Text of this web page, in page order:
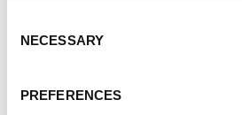
Selection
NECESSARY
PREFERENCES